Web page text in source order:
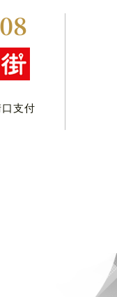
08
口支付